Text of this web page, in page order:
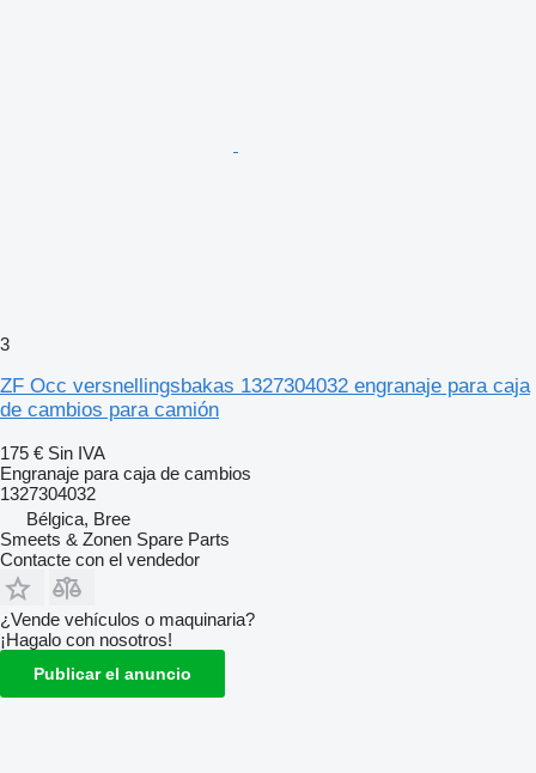
3
ZF Occ versnellingsbakas 1327304032 engranaje para caja
de cambios para camión
175 € Sin IVA
Engranaje para caja de cambios
1327304032
Bélgica, Bree
Smeets & Zonen Spare Parts
Contacte con el vendedor
¿Vende vehículos o maquinaria?
¡Hagalo con nosotros!
Publicar el anuncio